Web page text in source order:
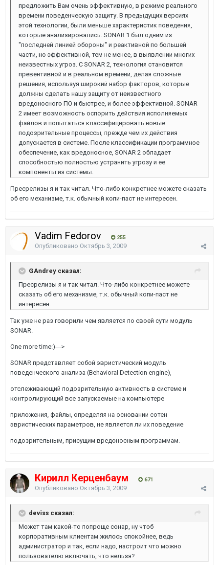
предложить Вам очень эффективную, в режиме реального
времени поведенческую защиту. В предыдущих версиях
этой технологии, были меньше характеристик поведения,
которые анализировались. SONAR 1 был одним из
"последней линией обороны" и реактивной по большей
части, но эффективной, тем не менее, в выявлении многих
неизвестных угроз. С SONAR 2, технология становится
превентивной и в реальном времени, делая сложные
решения, используя широкий набор факторов, которые
должны сделать нашу защиту от неизвестного
вредоносного ПО и быстрее, и более эффективной. SONAR
2 имеет возможность оспорить действия исполняемых
файлов и попытаться классифицировать новые
подозрительные процессы, прежде чем их действия
допускается в системе. После классификации программное
обеспечение, как вредоносное, SONAR 2 обладает
способностью полностью устранить угрозу и ее
компоненты из системы.
Пресрелизы я и так читал. Что-либо конкретнее можете сказать
об его механизме, т.к. обычный копи-паст не интересен.
Vadim Fedorov 255
Опубликовано Октябрь 3, 2009
GAndrey сказал:
Пресрелизы я и так читал. Что-либо конкретнее можете
сказать об его механизме, т.к. обычный копи-паст не
интересен.
Так уже не раз говорили чем является по своей сути модуль
SONAR.
One more time:)--->
SONAR представляет собой эвристический модуль
поведенческого анализа (Behavioral Detection engine),
отслеживающий подозрительную активность в системе и
контролирующий все запускаемые на компьютере
приложения, файлы, определяя на основании сотен
эвристических параметров, не является ли их поведение
подозрительным, присущим вредоносным программам.
Кирилл Керценбаум 671
Опубликовано Октябрь 3, 2009
deviss сказал:
Может там какой-то попроще сонар, ну чтоб
корпоративным клиентам жилось спокойнее, ведь
администратор и так, если надо, настроит что можно
пользователю включать, что нельзя?